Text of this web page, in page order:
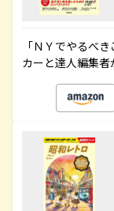
「ＮＹでやるべ
カーと達人編集